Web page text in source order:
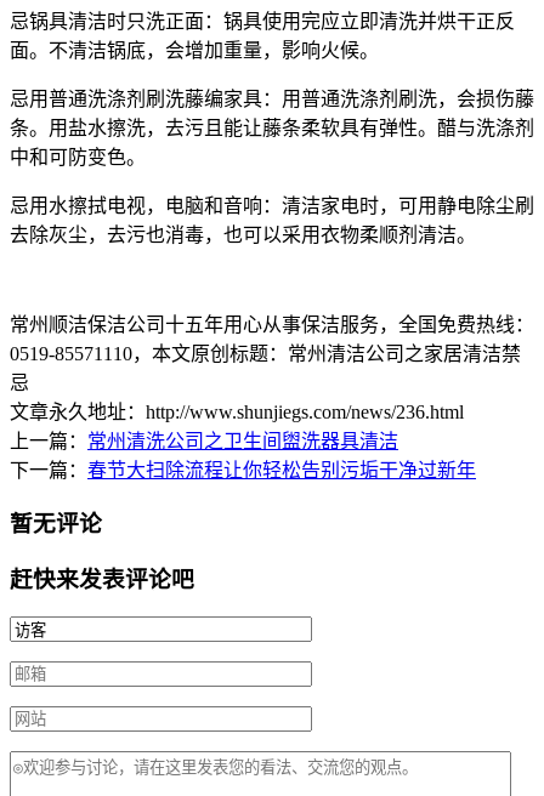
忌锅具清洁时只洗正面：锅具使用完应立即清洗并烘干正反
面。不清洁锅底，会增加重量，影响火候。
忌用普通洗涤剂刷洗藤编家具：用普通洗涤剂刷洗，会损伤藤
条。用盐水擦洗，去污且能让藤条柔软具有弹性。醋与洗涤剂
中和可防变色。
忌用水擦拭电视，电脑和音响：清洁家电时，可用静电除尘刷
去除灰尘，去污也消毒，也可以采用衣物柔顺剂清洁。
常州顺洁保洁公司十五年用心从事保洁服务，全国免费热线：
0519-85571110，本文原创标题： 常州清洁公司之家居清洁禁
忌
文章永久地址：http://www.shunjiegs.com/news/236.html
上一篇： 常州清洗公司之卫生间盥洗器具清洁
下一篇： 春节大扫除流程让你轻松告别污垢干净过新年
暂无评论
赶快来发表评论吧